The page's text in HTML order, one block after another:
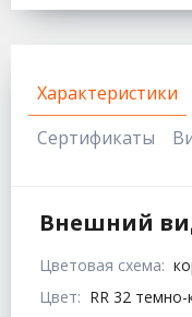
Характеристики
Сертификаты
Внешний
Цветовая схема:
Цвет: RR 32